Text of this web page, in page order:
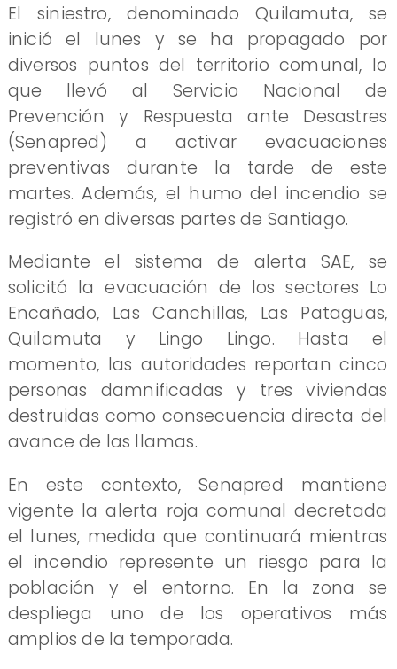
El siniestro, denominado Quilamuta, se
inició el lunes y se ha propagado por
diversos puntos del territorio comunal, lo
que llevó al Servicio Nacional de
Prevención y Respuesta ante Desastres
(Senapred) a activar evacuaciones
preventivas durante la tarde de este
martes. Además, el humo del incendio se
registró en diversas partes de Santiago.
Mediante el sistema de alerta SAE, se
solicitó la evacuación de los sectores Lo
Encañado, Las Canchillas, Las Pataguas,
Quilamuta y Lingo Lingo. Hasta el
momento, las autoridades reportan cinco
personas damnificadas y tres viviendas
destruidas como consecuencia directa del
avance de las llamas.
En este contexto, Senapred mantiene
vigente la alerta roja comunal decretada
el lunes, medida que continuará mientras
el incendio represente un riesgo para la
población y el entorno. En la zona se
despliega uno de los operativos más
amplios de la temporada.